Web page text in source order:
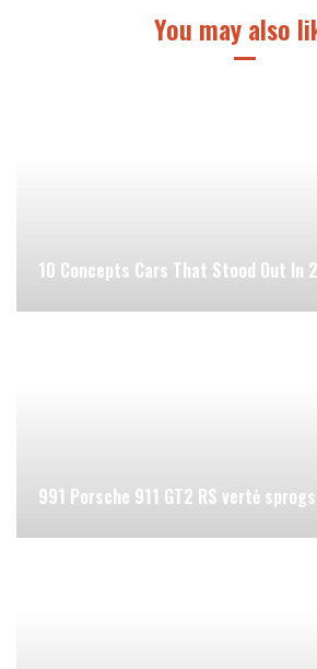
You may also
10 Concepts Cars That Stood Out In
991 Porsche 911 GT2 RS vertė